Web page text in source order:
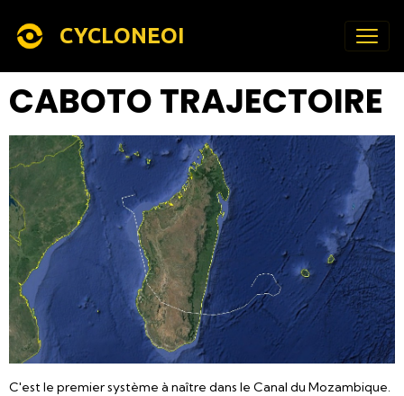
CYCLONEOI
CABOTO TRAJECTOIRE
C'est le premier système à naître dans le Canal du Mozambique.